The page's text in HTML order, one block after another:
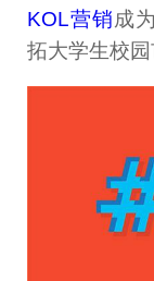
KOL营销成
拓大学生校园